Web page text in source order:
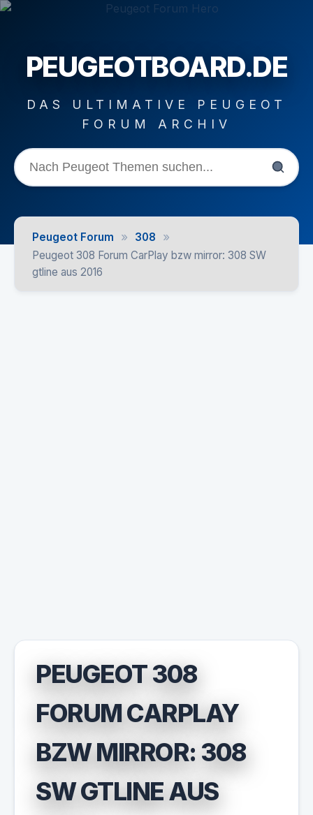
PEUGEOTBOARD.DE
DAS ULTIMATIVE PEUGEOT
FORUM ARCHIV
Peugeot Forum » 308 »
Peugeot 308 Forum CarPlay bzw mirror: 308 SW
gtline aus 2016
PEUGEOT 308
FORUM CARPLAY
BZW MIRROR: 308
SW GTLINE AUS